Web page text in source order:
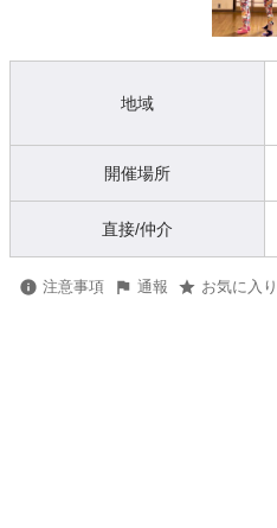
地域
開催場所
直接/仲介
注意事項 通報 お気に入り